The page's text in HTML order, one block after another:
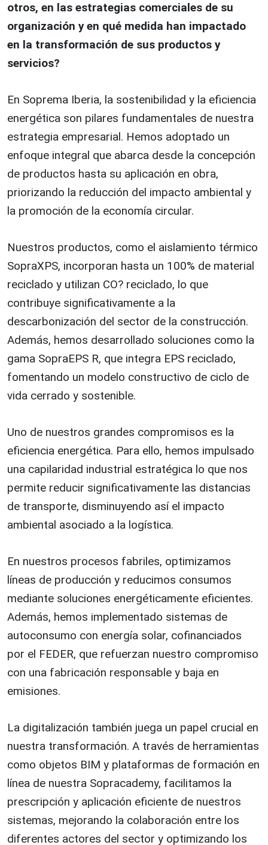
otros, en las estrategias comerciales de su
organización y en qué medida han impactado
en la transformación de sus productos y
servicios?
En Soprema Iberia, la sostenibilidad y la eficiencia
energética son pilares fundamentales de nuestra
estrategia empresarial. Hemos adoptado un
enfoque integral que abarca desde la concepción
de productos hasta su aplicación en obra,
priorizando la reducción del impacto ambiental y
la promoción de la economía circular.
Nuestros productos, como el aislamiento térmico
SopraXPS, incorporan hasta un 100% de material
reciclado y utilizan CO? reciclado, lo que
contribuye significativamente a la
descarbonización del sector de la construcción.
Además, hemos desarrollado soluciones como la
gama SopraEPS R, que integra EPS reciclado,
fomentando un modelo constructivo de ciclo de
vida cerrado y sostenible.
Uno de nuestros grandes compromisos es la
eficiencia energética. Para ello, hemos impulsado
una capilaridad industrial estratégica lo que nos
permite reducir significativamente las distancias
de transporte, disminuyendo así el impacto
ambiental asociado a la logística.
En nuestros procesos fabriles, optimizamos
líneas de producción y reducimos consumos
mediante soluciones energéticamente eficientes.
Además, hemos implementado sistemas de
autoconsumo con energía solar, cofinanciados
por el FEDER, que refuerzan nuestro compromiso
con una fabricación responsable y baja en
emisiones.
La digitalización también juega un papel crucial en
nuestra transformación. A través de herramientas
como objetos BIM y plataformas de formación en
línea de nuestra Sopracademy, facilitamos la
prescripción y aplicación eficiente de nuestros
sistemas, mejorando la colaboración entre los
diferentes actores del sector y optimizando los